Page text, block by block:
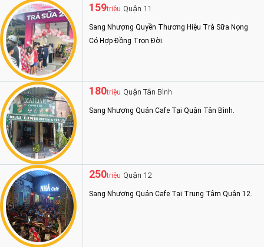
159triệu Quận 11
Sang Nhượng Quyền Thương Hiệu Trà Sữa Nọng
Có Hợp Đồng Trọn Đời.
180triệu Quận Tân Bình
Sang Nhượng Quán Cafe Tại Quận Tân Bình.
250triệu Quận 12
Sang Nhượng Quán Cafe Tại Trung Tâm Quận 12.